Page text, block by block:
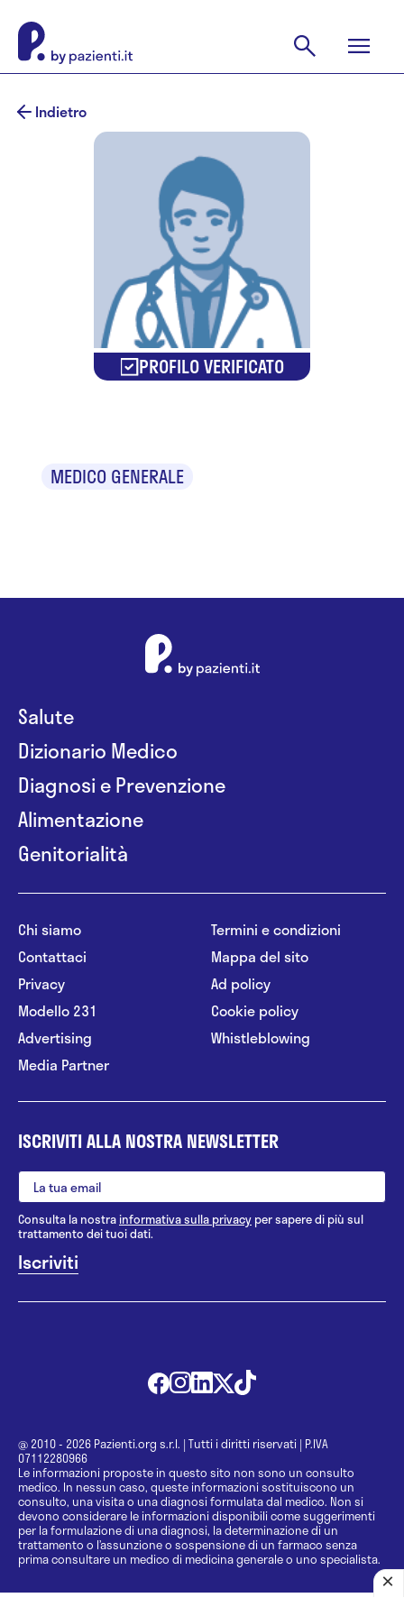
Indietro
PROFILO VERIFICATO
MEDICO GENERALE
Salute
Dizionario Medico
Diagnosi e Prevenzione
Alimentazione
Genitorialità
Chi siamo
Contattaci
Privacy
Modello 231
Advertising
Media Partner
Termini e condizioni
Mappa del sito
Ad policy
Cookie policy
Whistleblowing
ISCRIVITI ALLA NOSTRA NEWSLETTER
Consulta la nostrainformativa sulla privacy per sapere di più sul
trattamento dei tuoi dati.
@ 2010 - 2026 Pazienti.org s.r.l. | Tutti i diritti riservati | P.IVA
07112280966
Le informazioni proposte in questo sito non sono un consulto
medico. In nessun caso, queste informazioni sostituiscono un
consulto, una visita o una diagnosi formulata dal medico. Non si
devono considerare le informazioni disponibili come suggerimenti
per la formulazione di una diagnosi, la determinazione di un
trattamento o l’assunzione o sospensione di un farmaco senza
prima consultare un medico di medicina generale o uno specialista.